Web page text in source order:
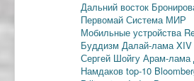
Дальний восток
Первомай Система МИР
Мобильные устройства
Буддизм Далай-лама XIV
Сергей Шойгу Арам-лама
Намдаков top-10